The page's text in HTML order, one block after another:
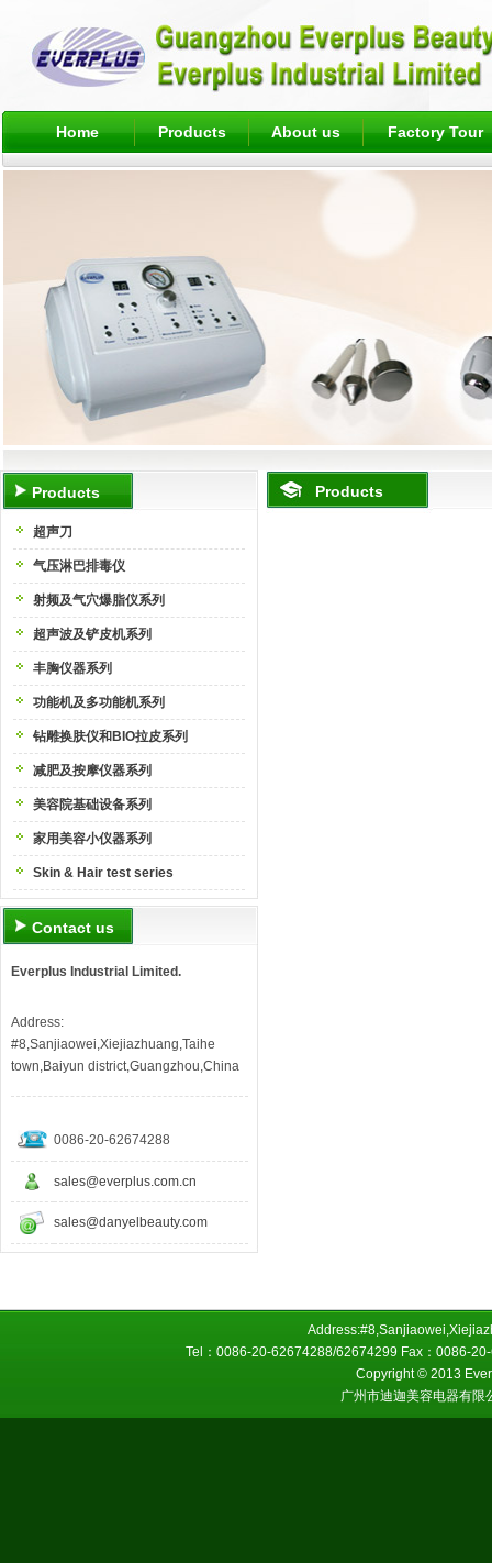
Home Products About us Factory Tour
Products
超声刀
气压淋巴排毒仪
射频及气穴爆脂仪系列
超声波及铲皮机系列
丰胸仪器系列
功能机及多功能机系列
钻雕换肤仪和BIO拉皮系列
减肥及按摩仪器系列
美容院基础设备系列
家用美容小仪器系列
Skin & Hair test series
Contact us
Everplus Industrial Limited.
Address:
#8,Sanjiaowei,Xiejiazhuang,Taihe
town,Baiyun district,Guangzhou,China
0086-20-62674288
sales@everplus.com.cn
sales@danyelbeauty.com
Products
Tel：0086-20-62674288/62674299 Fax：0086-
Copyright © 2013
广州市迪迦美容电器有限